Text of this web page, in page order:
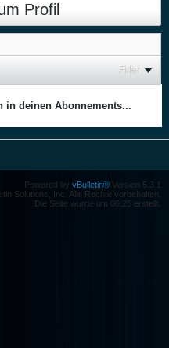
Profil
Filter
in deinen Abonnements...
Powered by vBulletin® Version 5.3.1
Solutions, Inc. Alle Rechte vorbehalten.
Die Seite wurde um 06:25 erstellt.